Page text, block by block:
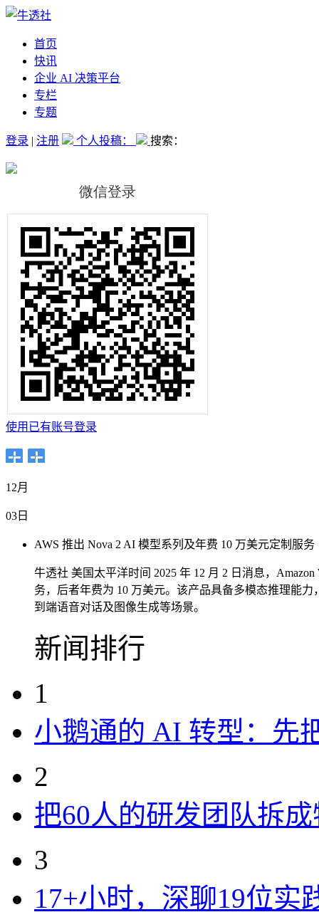
首页
快讯
企业 AI 决策平台
专栏
专题
登录 | 注册 个人投稿： 搜索：
使用已有账号登录
12月
03日
AWS 推出 Nova 2 AI 模型系列及年费 10 万美元定制服务
牛透社 美国太平洋时间 2025 年 12 月 2 日消息，
务，后者年费为 10 万美元。该产品具备多模态推理能
到端语音对话及图像生成等场景。
新闻排行
1
小鹅通的 AI 转型：先
2
把60人的研发团队拆
3
17+小时，深聊19位实